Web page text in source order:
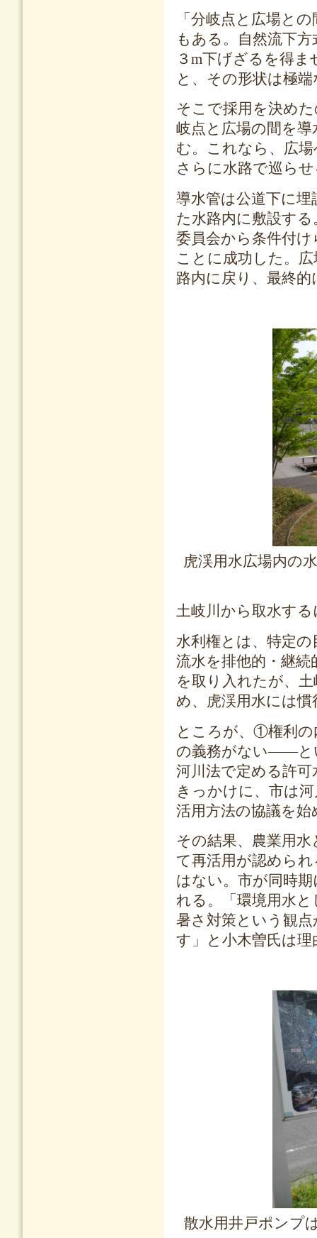
「分岐点と広場と
もある。自然流下
３m下げざるを得
と、その形状は極
そこで採用を決め
岐点と広場の間を
む。これなら、広
さらに水路で巡ら
導水管は公道下に
た水路内に敷設す
委員会から条件付
ことに成功した。
路内に戻り、最終
虎渓用水広場内の
土岐川から取水す
水利権とは、特定
流水を排他的・継続
を取り入れたが、
め、虎渓用水には
ところが、①権利
の義務がない――と
河川法で定める許
きっかけに、市は
活用方法の協議を始
その結果、農業用
て再活用が認めら
はない。市が同時
れる。「環境用水
暑さ対策という観
す」と小木曽氏は
散水用井戸ポンプ